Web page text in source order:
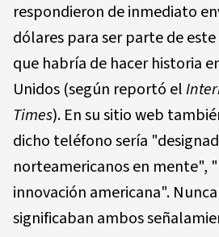
respondieron de inmediato
dólares para ser parte de
que habría de hacer historia
Unidos (según reportó el
Times). En su sitio web
dicho teléfono sería
norteamericanos en mente",
innovación americana".
significaban ambos